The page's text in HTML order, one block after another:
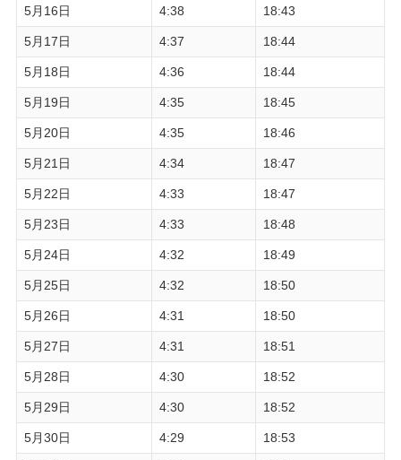
5月16日 4:38 18:43
5月17日 4:37 18:44
5月18日 4:36 18:44
5月19日 4:35 18:45
5月20日 4:35 18:46
5月21日 4:34 18:47
5月22日 4:33 18:47
5月23日 4:33 18:48
5月24日 4:32 18:49
5月25日 4:32 18:50
5月26日 4:31 18:50
5月27日 4:31 18:51
5月28日 4:30 18:52
5月29日 4:30 18:52
5月30日 4:29 18:53